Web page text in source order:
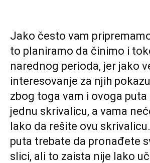
Jako često vam
to planiramo da činimo i
narednog perioda, jer jako
interesovanje za njih
zbog toga vam i ovoga
jednu skrivalicu, a vama
lako da rešite ovu
puta trebate da pronađete
slici, ali to zaista nije lako